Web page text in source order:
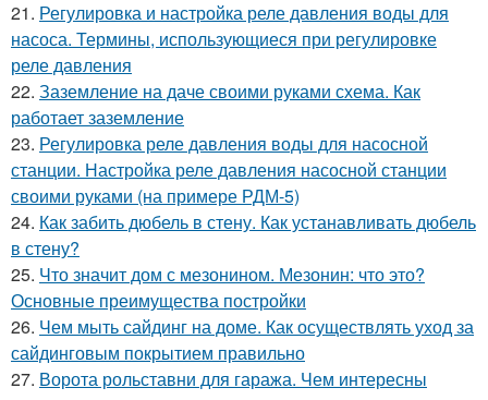
21. Регулировка и настройка реле давления воды для
насоса. Термины, использующиеся при регулировке
реле давления
22. Заземление на даче своими руками схема. Как
работает заземление
23. Регулировка реле давления воды для насосной
станции. Настройка реле давления насосной станции
своими руками (на примере РДМ-5)
24. Как забить дюбель в стену. Как устанавливать дюбель
в стену?
25. Что значит дом с мезонином. Мезонин: что это?
Основные преимущества постройки
26. Чем мыть сайдинг на доме. Как осуществлять уход за
сайдинговым покрытием правильно
27. Ворота рольставни для гаража. Чем интересны